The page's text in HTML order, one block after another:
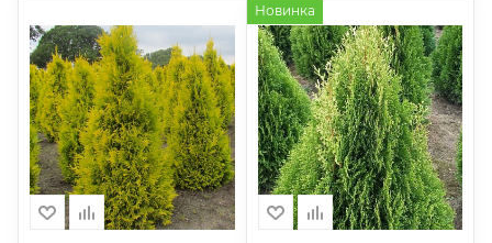
Новинка